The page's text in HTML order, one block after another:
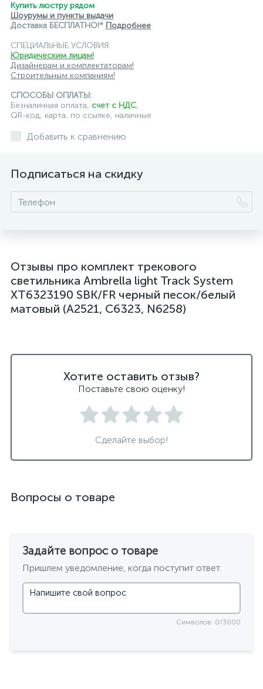
Купить люстру рядом
Шоурумы и пункты выдачи
Доставка БЕСПЛАТНО!* Подробнее
СПЕЦИАЛЬНЫЕ УСЛОВИЯ:
Юридическим лицам!
Дизайнерам и комплектаторам!
Строительным компаниям!
СПОСОБЫ ОПЛАТЫ:
Безналичная оплата, счет с НДС,
QR-код, карта, по ссылке, наличные
Добавить к сравнению
Подписаться на скидку
Отзывы про комплект трекового
светильника Ambrella light Track System
XT6323190 SBK/FR черный песок/белый
матовый (A2521, C6323, N6258)
Хотите оставить отзыв?
Поставьте свою оценку!
Сделайте выбор!
Вопросы о товаре
Задайте вопрос о товаре
Пришлем уведомление, когда поступит ответ.
Символов: 0/3000